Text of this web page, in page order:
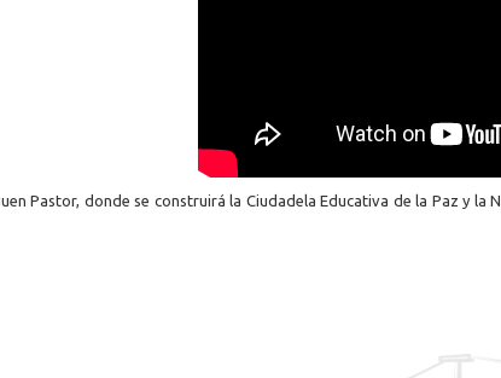
Pastor, donde se construirá la Ciudadela Educativa de la Paz y